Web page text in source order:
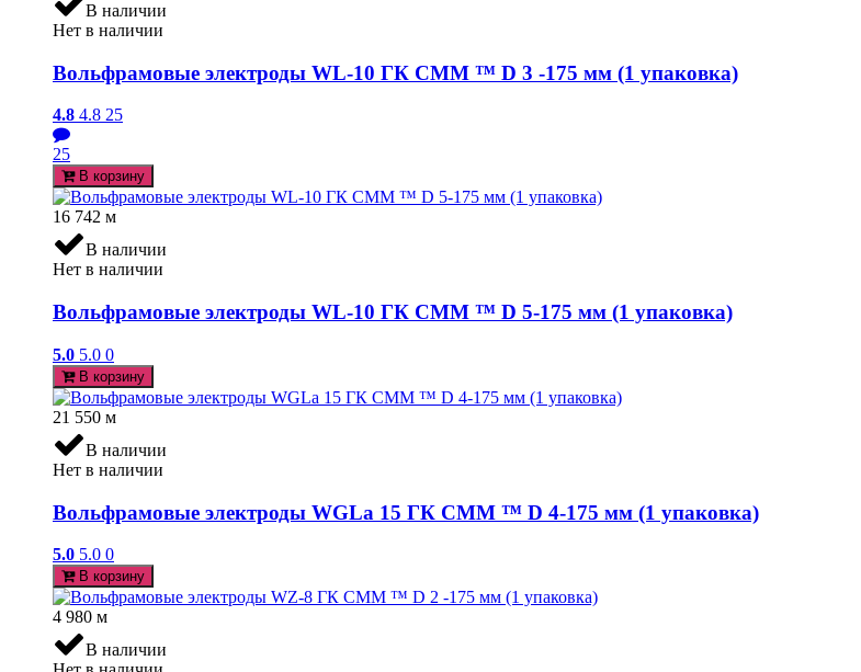
В наличии
Нет в наличии
Вольфрамовые электроды WL-10 ГК СММ ™ D 3 -175 мм (1 упаковка)
4.8 4.8 25
25
В корзину
16 742 м
В наличии
Нет в наличии
Вольфрамовые электроды WL-10 ГК СММ ™ D 5-175 мм (1 упаковка)
5.0 5.0 0
В корзину
21 550 м
В наличии
Нет в наличии
Вольфрамовые электроды WGLa 15 ГК СММ ™ D 4-175 мм (1 упаковка)
5.0 5.0 0
В корзину
4 980 м
В наличии